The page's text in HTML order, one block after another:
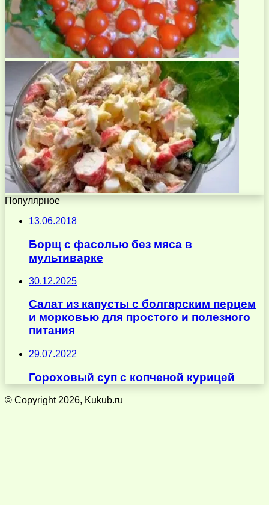
Популярное
13.06.2018
Борщ с фасолью без мяса в
мультиварке
30.12.2025
Салат из капусты с болгарским перцем
и морковью для простого и полезного
питания
29.07.2022
Гороховый суп с копченой курицей
© Copyright 2026, Kukub.ru